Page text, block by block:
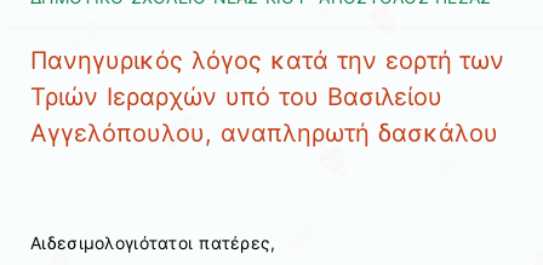
Πανηγυρικός λόγος κατά την εορτή των
Τριών Ιεραρχών υπό του Βασιλείου
Αγγελόπουλου, αναπληρωτή δασκάλου
Αιδεσιμολογιότατοι πατέρες,